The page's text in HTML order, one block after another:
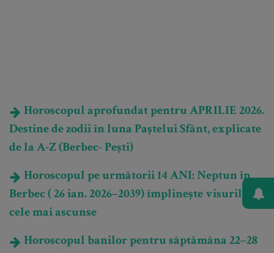
Horoscopul aprofundat pentru APRILIE 2026.
Destine de zodii în luna Paștelui Sfânt, explicate
de la A-Z (Berbec- Pești)
Horoscopul pe următorii 14 ANI: Neptun în
Berbec ( 26 ian. 2026–2039) împlinește visurile
cele mai ascunse
Horoscopul banilor pentru săptămâna 22–28